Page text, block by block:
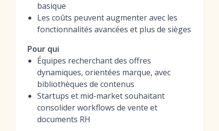
basique
Les coûts peuvent augmenter avec les
fonctionnalités avancées et plus de sièges
Pour qui
Équipes recherchant des offres
dynamiques, orientées marque, avec
bibliothèques de contenus
Startups et mid-market souhaitant
consolider workflows de vente et
documents RH